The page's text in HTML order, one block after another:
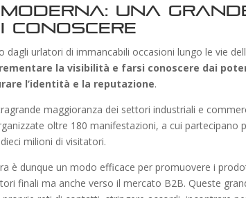
una
conoscere
dagli urlatori di immancabili occasioni lungo le vie
la visibilità e farsi conoscere dai
l’identità e la reputazione.
maggioranza dei settori industriali e
oltre 180 manifestazioni, a cui partecipano
milioni di visitatori.
è dunque un modo efficace per promuovere i
finali ma anche verso il mercato B2B. Queste